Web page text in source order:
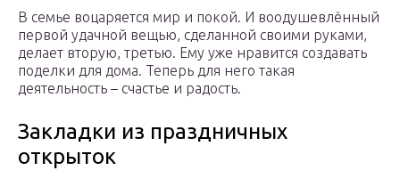
В семье воцаряется мир и покой. И воодушевлённый
первой удачной вещью, сделанной своими руками,
делает вторую, третью. Ему уже нравится создавать
поделки для дома. Теперь для него такая
деятельность – счастье и радость.
Закладки из праздничных
открыток